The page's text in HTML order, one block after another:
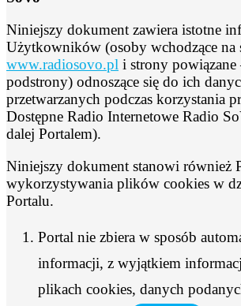
Niniejszy dokument zawiera istotne
Użytkowników (osoby wchodzące na
www.radiosovo.pl i strony powiązane
podstrony) odnoszące się do ich
przetwarzanych podczas korzystania
Dostępne Radio Internetowe Radio
dalej Portalem).
Niniejszy dokument stanowi również
wykorzystywania plików cookies w
Portalu.
Portal nie zbiera w sposób
informacji, z wyjątkiem
plikach cookies, danych